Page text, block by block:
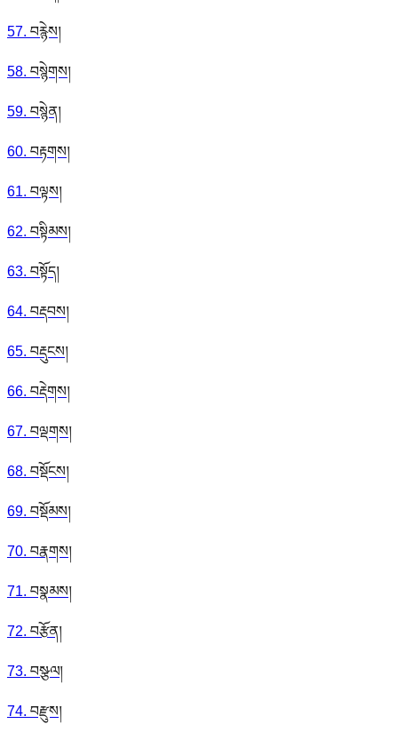
57. བརྙེས།
58. བསྙེགས།
59. བསྙེན།
60. བརྟགས།
61. བལྟས།
62. བསྟིམས།
63. བསྟོད།
64. བརྡབས།
65. བརྡུངས།
66. བརྡེགས།
67. བལྡགས།
68. བསྡོངས།
69. བསྡོམས།
70. བརྣགས།
71. བསྣམས།
72. བརྩོན།
73. བསྩལ།
74. བརྫུས།